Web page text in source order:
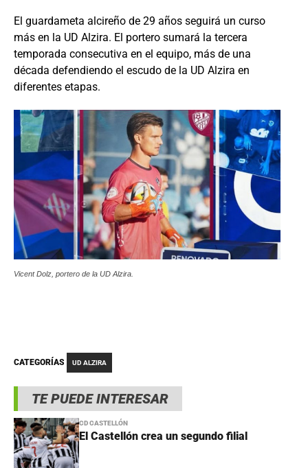
TE PUEDE INTERESAR
CD CASTELLÓN
El Castellón crea un segundo filial
El guardameta alcireño de 29 años seguirá un curso
más en la UD Alzira. El portero sumará la tercera
temporada consecutiva en el equipo, más de una
década defendiendo el escudo de la UD Alzira en
diferentes etapas.
Vicent Dolz, portero de la UD Alzira.
CATEGORÍAS UD ALZIRA